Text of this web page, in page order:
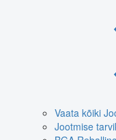
Vaata kõiki
Jootmise